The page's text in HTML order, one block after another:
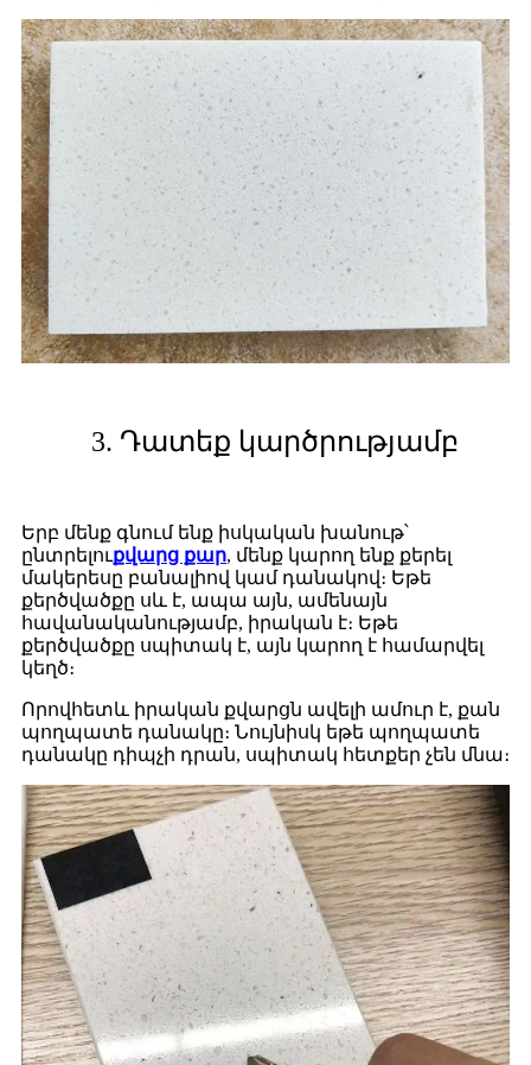
3. Դատեք կարծրությամբ
Երբ մենք գնում ենք իսկական խանութ՝
ընտրելուքվարց քար, մենք կարող ենք քերել
մակերեսը բանալիով կամ դանակով։ Եթե
քերծվածքը սև է, ապա այն, ամենայն
հավանականությամբ, իրական է։ Եթե
քերծվածքը սպիտակ է, այն կարող է համարվել
կեղծ։
Որովհետև իրական քվարցն ավելի ամուր է, քան
պողպատե դանակը։ Նույնիսկ եթե պողպատե
դանակը դիպչի դրան, սպիտակ հետքեր չեն մնա։